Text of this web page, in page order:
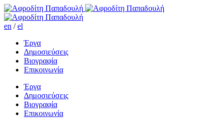
en /el
Έργα
Δημοσιεύσεις
Βιογραφία
Επικοινωνία
Έργα
Δημοσιεύσεις
Βιογραφία
Επικοινωνία